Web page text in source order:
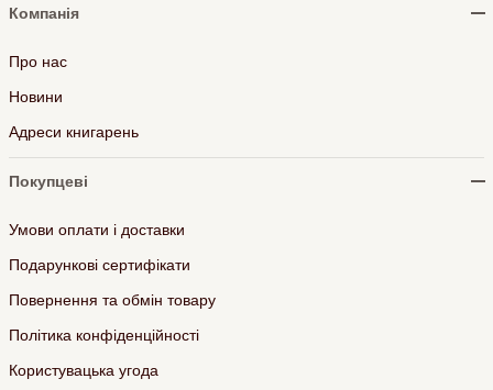
Компанія
Про нас
Новини
Адреси книгарень
Покупцеві
Умови оплати і доставки
Подарункові сертифікати
Повернення та обмін товару
Політика конфіденційності
Користувацька угода